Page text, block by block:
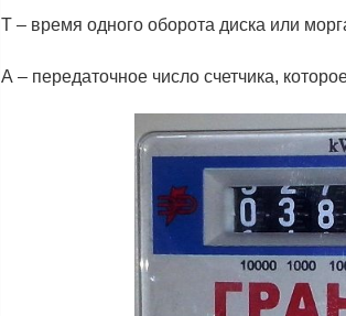
Т – время одного оборота диска или
А – передаточное число счетчика,